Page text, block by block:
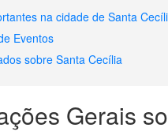
na cidade de Santa
Eventos
sobre Santa Cecília
Gerais